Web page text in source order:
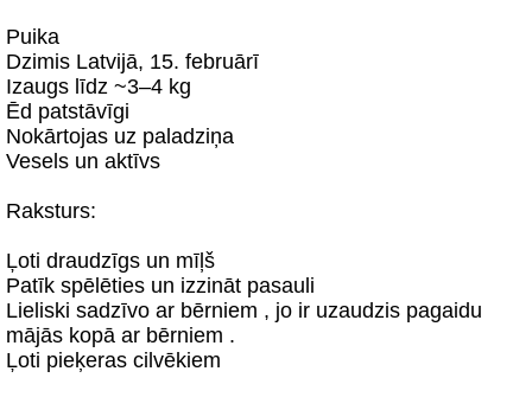
Puika
Dzimis Latvijā, 15. februārī
Izaugs līdz ~3–4 kg
Ēd patstāvīgi
Nokārtojas uz paladziņa
Vesels un aktīvs
Raksturs:
Ļoti draudzīgs un mīļš
Patīk spēlēties un izzināt pasauli
Lieliski sadzīvo ar bērniem , jo ir uzaudzis pagaidu
mājās kopā ar bērniem .
Ļoti pieķeras cilvēkiem